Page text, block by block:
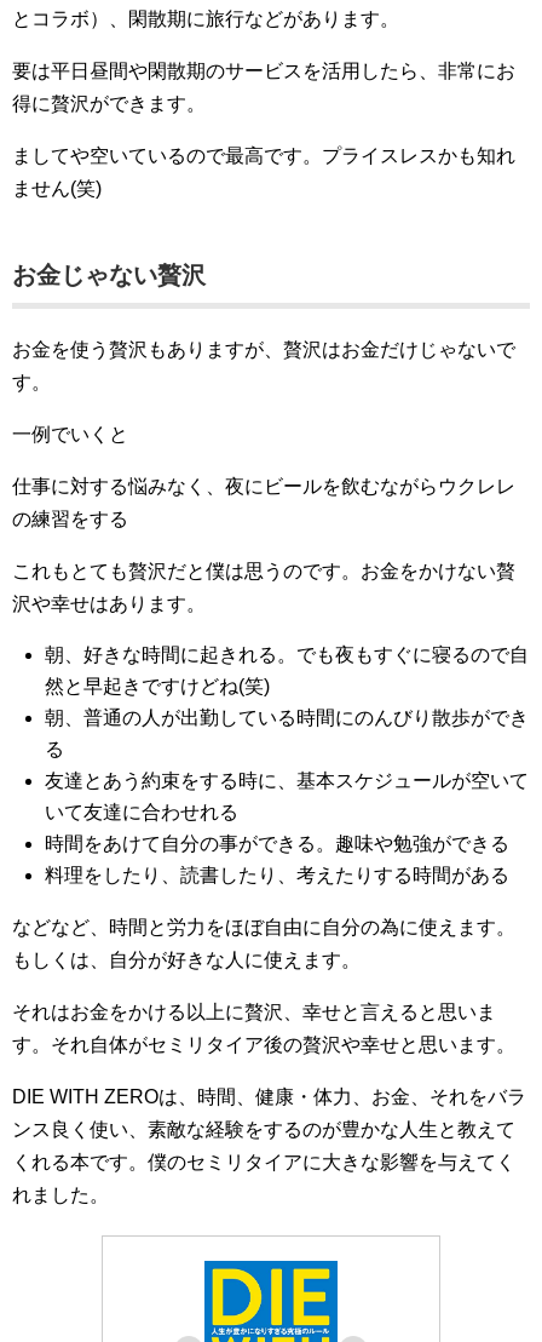
とコラボ）、閑散期に旅行などがあります。
要は平日昼間や閑散期のサービスを活用したら、非常にお
得に贅沢ができます。
ましてや空いているので最高です。プライスレスかも知れ
ません(笑)
お金じゃない贅沢
お金を使う贅沢もありますが、贅沢はお金だけじゃないで
す。
一例でいくと
仕事に対する悩みなく、夜にビールを飲むながらウクレレ
の練習をする
これもとても贅沢だと僕は思うのです。お金をかけない贅
沢や幸せはあります。
朝、好きな時間に起きれる。でも夜もすぐに寝るので自
然と早起きですけどね(笑)
朝、普通の人が出勤している時間にのんびり散歩ができ
る
友達とあう約束をする時に、基本スケジュールが空いて
いて友達に合わせれる
時間をあけて自分の事ができる。趣味や勉強ができる
料理をしたり、読書したり、考えたりする時間がある
などなど、時間と労力をほぼ自由に自分の為に使えます。
もしくは、自分が好きな人に使えます。
それはお金をかける以上に贅沢、幸せと言えると思いま
す。それ自体がセミリタイア後の贅沢や幸せと思います。
DIE WITH ZEROは、時間、健康・体力、お金、それをバラ
ンス良く使い、素敵な経験をするのが豊かな人生と教えて
くれる本です。僕のセミリタイアに大きな影響を与えてく
れました。